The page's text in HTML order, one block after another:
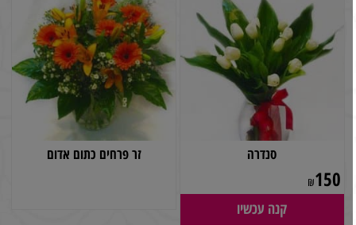
סנדרה
₪ 150
קנה עכשיו
זר פרחים כתום אדום